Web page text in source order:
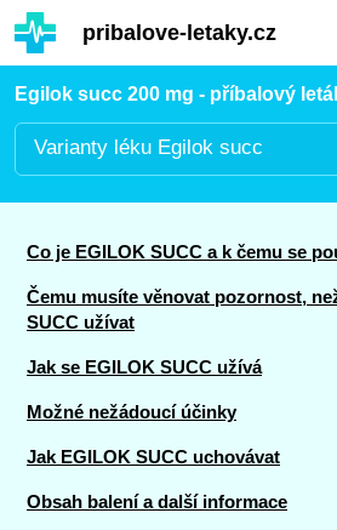
Hauptinhalt
pribalove-letaky.cz
Egilok succ 200 mg - příbalový
Varianty léku Egilok succ
Co je EGILOK SUCC a k čemu se
Čemu musíte věnovat pozornost,
SUCC užívat
Jak se EGILOK SUCC užívá
Možné nežádoucí účinky
Jak EGILOK SUCC uchovávat
Obsah balení a další informace